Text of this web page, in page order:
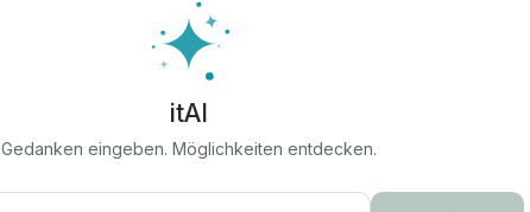
itAI
Gedanken eingeben. Möglichkeiten entdecken.